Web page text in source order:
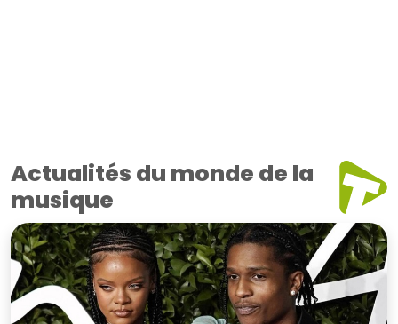
Actualités du monde de la
musique